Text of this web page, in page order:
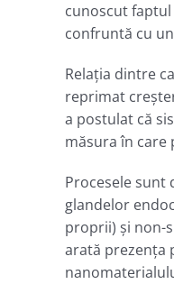
cunoscut
confruntă cu
Relația dintre
reprimat
a postulat că
măsura în care
Procesele
glandelor
proprii) şi non-
arată prezenţa